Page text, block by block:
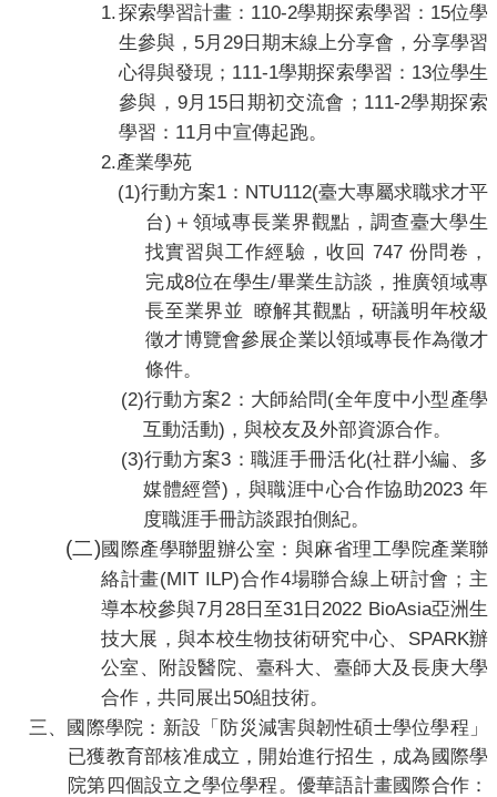
1.探索學習計畫： 110-2學期探索學習： 15位學
生參與， 5月 29日期末線上分享會，分享學習
心得與發現； 111-1學期探索學習： 13位學生
參與， 9月 15日期初交流會； 111-2學期探索
學習： 11月中宣傳起跑。
2.產業學苑
(1)行動方案1 ： NTU112(臺大專屬求職求才平
台) ＋領域專長業界觀點，調查臺大學生
找實習與工作經驗，收回 747 份問卷，
完成8位在學生/畢業生訪談，推廣領域專
長至業界並 瞭解其觀點，研議明年校級
徵才博覽會參展企業以領域專長作為徵才
條件。
(2)行動方案2 ：大師給問(全年度中小型產學
互動活動) ，與校友及外部資源合作。
(3)行動方案3 ：職涯手冊活化(社群小編、多
媒體經營) ，與職涯中心合作協助2023年
度職涯手冊訪談跟拍側紀。
(二)國際產學聯盟辦公室： 與麻省理工學院產業聯
絡計畫(MIT ILP)合作4場聯合線上研討會；主
導本校參與7月 28日至31 日2022 BioAsia亞洲生
技大展，與本校生物技術研究中心、 SPARK辦
公室、附設醫院、臺科大、臺師大及長庚大學
合作，共同展出50組技術。
三、 國際學院 ： 新設「防災減害與韌性碩士學位學程」
已獲教育部核准成立，開始進行招生，成為國際學
院第四個設立之學位學程。優華語計畫國際合作：